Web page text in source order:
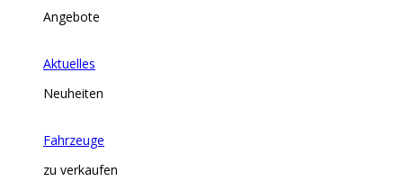
Angebote
Aktuelles
Neuheiten
Fahrzeuge
zu verkaufen